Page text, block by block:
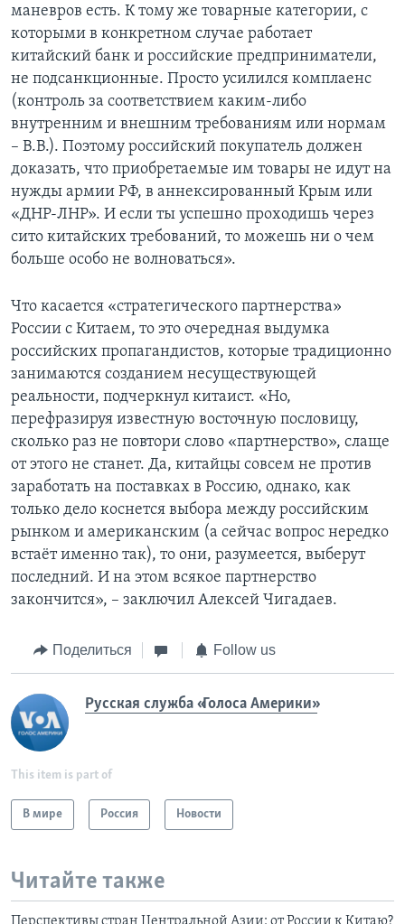
маневров есть. К тому же товарные категории, с
которыми в конкретном случае работает
китайский банк и российские предприниматели,
не подсанкционные. Просто усилился комплаенс
(контроль за соответствием каким-либо
внутренним и внешним требованиям или нормам
– В.В.). Поэтому российский покупатель должен
доказать, что приобретаемые им товары не идут на
нужды армии РФ, в аннексированный Крым или
«ДНР-ЛНР». И если ты успешно проходишь через
сито китайских требований, то можешь ни о чем
больше особо не волноваться».
Что касается «стратегического партнерства»
России с Китаем, то это очередная выдумка
российских пропагандистов, которые традиционно
занимаются созданием несуществующей
реальности, подчеркнул китаист. «Но,
перефразируя известную восточную пословицу,
сколько раз не повтори слово «партнерство», слаще
от этого не станет. Да, китайцы совсем не против
заработать на поставках в Россию, однако, как
только дело коснется выбора между российским
рынком и американским (а сейчас вопрос нередко
встаёт именно так), то они, разумеется, выберут
последний. И на этом всякое партнерство
закончится», – заключил Алексей Чигадаев.
Поделиться Follow us
Русская служба «Голоса Америки»
This item is part of
В мире Россия Новости
Читайте также